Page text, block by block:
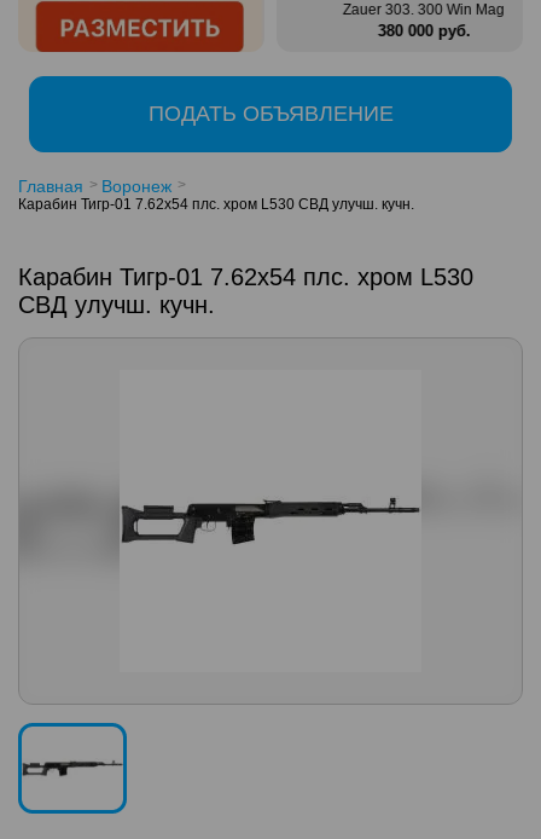
Mag Benelli Montefeltro 12/76
150 000 руб.
Zauer 303. 300 Win Mag
380 000 руб.
ПОДАТЬ ОБЪЯВЛЕНИЕ
Главная Воронеж
Карабин Тигр-01 7.62х54 плс. хром L530 СВД улучш. кучн.
Карабин Тигр-01 7.62х54 плс. хром L530
СВД улучш. кучн.